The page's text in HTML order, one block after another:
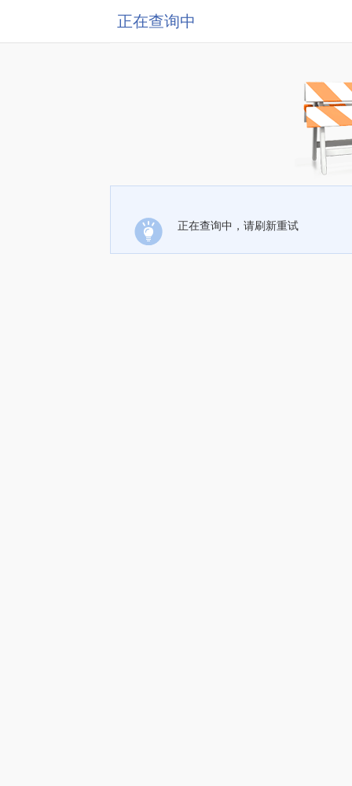
正在查询中
正在查询中，请刷新重试